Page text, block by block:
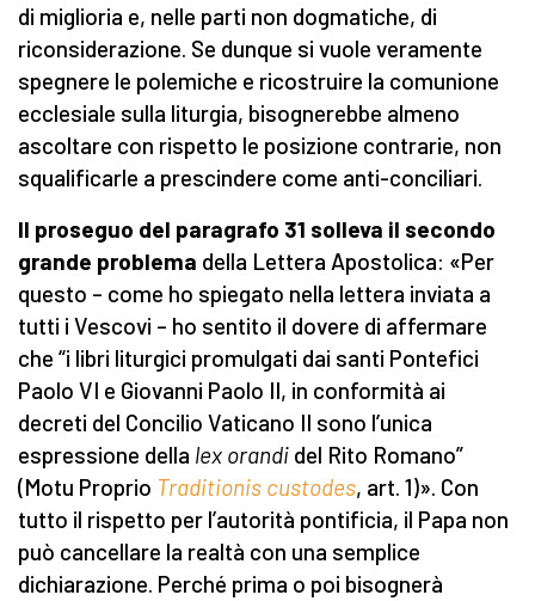
di miglioria e, nelle parti non dogmatiche, di
riconsiderazione. Se dunque si vuole veramente
spegnere le polemiche e ricostruire la comunione
ecclesiale sulla liturgia, bisognerebbe almeno
ascoltare con rispetto le posizione contrarie, non
squalificarle a prescindere come anti-conciliari.
Il proseguo del paragrafo 31 solleva il secondo
grande problema della Lettera Apostolica: «Per
questo – come ho spiegato nella lettera inviata a
tutti i Vescovi – ho sentito il dovere di affermare
che “i libri liturgici promulgati dai santi Pontefici
Paolo VI e Giovanni Paolo II, in conformità ai
decreti del Concilio Vaticano II sono l’unica
espressione della lex orandi del Rito Romano”
(Motu Proprio Traditionis custodes, art. 1)». Con
tutto il rispetto per l’autorità pontificia, il Papa non
può cancellare la realtà con una semplice
dichiarazione. Perché prima o poi bisognerà